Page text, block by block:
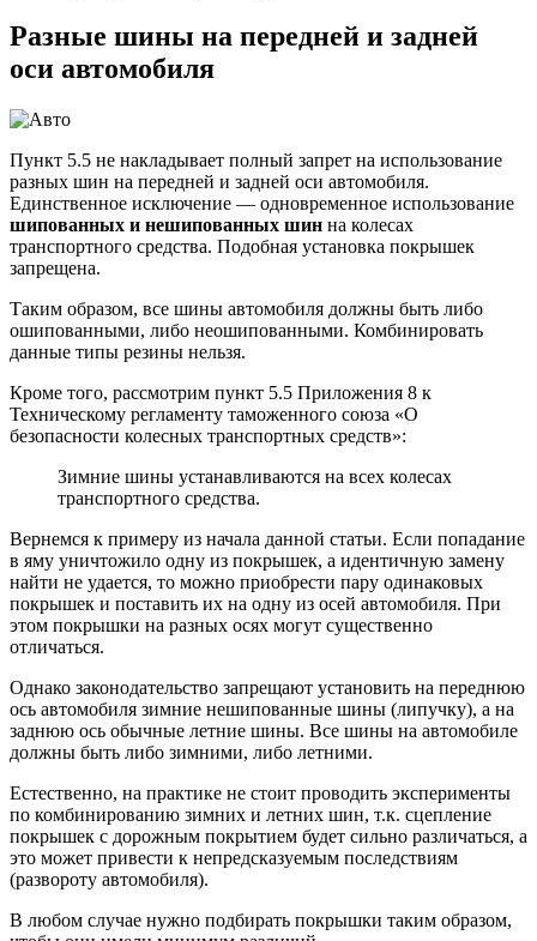
Разные шины на передней и задней
оси автомобиля
Пункт 5.5 не накладывает полный запрет на использование
разных шин на передней и задней оси автомобиля.
Единственное исключение — одновременное использование
шипованных и нешипованных шин на колесах
транспортного средства. Подобная установка покрышек
запрещена.
Таким образом, все шины автомобиля должны быть либо
ошипованными, либо неошипованными. Комбинировать
данные типы резины нельзя.
Кроме того, рассмотрим пункт 5.5 Приложения 8 к
Техническому регламенту таможенного союза «О
безопасности колесных транспортных средств»:
Зимние шины устанавливаются на всех колесах
транспортного средства.
Вернемся к примеру из начала данной статьи. Если попадание
в яму уничтожило одну из покрышек, а идентичную замену
найти не удается, то можно приобрести пару одинаковых
покрышек и поставить их на одну из осей автомобиля. При
этом покрышки на разных осях могут существенно
отличаться.
Однако законодательство запрещают установить на переднюю
ось автомобиля зимние нешипованные шины (липучку), а на
заднюю ось обычные летние шины. Все шины на автомобиле
должны быть либо зимними, либо летними.
Естественно, на практике не стоит проводить эксперименты
по комбинированию зимних и летних шин, т.к. сцепление
покрышек с дорожным покрытием будет сильно различаться, а
это может привести к непредсказуемым последствиям
(развороту автомобиля).
В любом случае нужно подбирать покрышки таким образом,